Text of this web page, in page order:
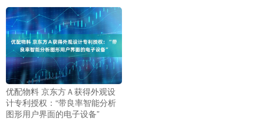
优配物料 京东方Ａ获得外观设
计专利授权：“带良率智能分析
图形用户界面的电子设备”